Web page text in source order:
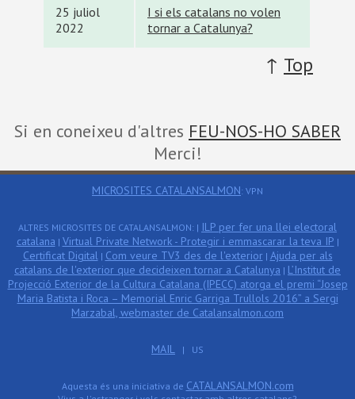
25 juliol
2022
I si els catalans no volen
tornar a Catalunya?
↑ Top
Si en coneixeu d'altres FEU-NOS-HO SABER
Merci!
MICROSITES CATALANSALMON: VPN
ALTRES MICROSITES DE CATALANSALMON: | ILP per fer una llei electoral
catalana | Virtual Private Network - Protegir i emmascarar la teva IP |
Certificat Digital| Com veure TV3 des de l'exterior | Ajuda per als
catalans de l'exterior que decideixen tornar a Catalunya | L’Institut de
Projecció Exterior de la Cultura Catalana (IPECC) atorga el premi “Josep
Maria Batista i Roca – Memorial Enric Garriga Trullols 2016” a Sergi
Marzabal, webmaster de Catalansalmon.com
MAIL | US
Aquesta és una iniciativa de CATALANSALMON.com